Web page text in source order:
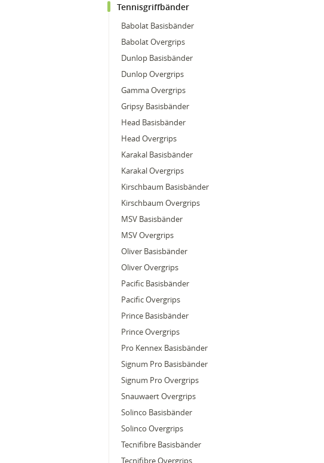
Tennisgriffbänder
Babolat Basisbänder
Babolat Overgrips
Dunlop Basisbänder
Dunlop Overgrips
Gamma Overgrips
Gripsy Basisbänder
Head Basisbänder
Head Overgrips
Karakal Basisbänder
Karakal Overgrips
Kirschbaum Basisbänder
Kirschbaum Overgrips
MSV Basisbänder
MSV Overgrips
Oliver Basisbänder
Oliver Overgrips
Pacific Basisbänder
Pacific Overgrips
Prince Basisbänder
Prince Overgrips
Pro Kennex Basisbänder
Signum Pro Basisbänder
Signum Pro Overgrips
Snauwaert Overgrips
Solinco Basisbänder
Solinco Overgrips
Tecnifibre Basisbänder
Tecnifibre Overgrips